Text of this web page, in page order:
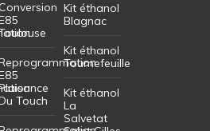
Conversion
Touch
Kit éthanol
Blagnac
Kit éthanol
Tournefeuille
Kit éthanol
La
Salvetat